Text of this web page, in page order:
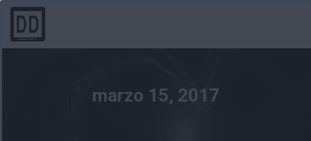
marzo 15, 2017